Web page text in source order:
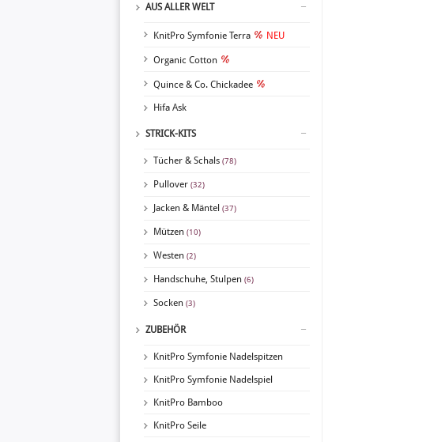
AUS ALLER WELT
KnitPro Symfonie Terra NEU
Organic Cotton
Quince & Co. Chickadee
Hifa Ask
STRICK-KITS
Tücher & Schals (78)
Pullover (32)
Jacken & Mäntel (37)
Mützen (10)
Westen (2)
Handschuhe, Stulpen (6)
Socken (3)
ZUBEHÖR
KnitPro Symfonie Nadelspitzen
KnitPro Symfonie Nadelspiel
KnitPro Bamboo
KnitPro Seile